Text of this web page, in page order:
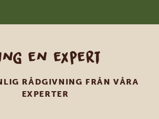
en expert
RÅDGIVNING FRÅN VÅRA
EXPERTER